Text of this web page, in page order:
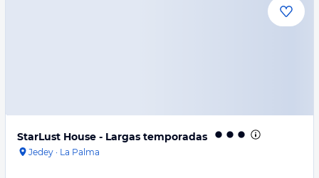
StarLust House - Largas temporadas
Jedey · La Palma